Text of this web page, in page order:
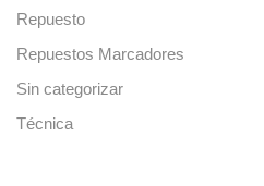
Repuesto
Repuestos Marcadores
Sin categorizar
Técnica